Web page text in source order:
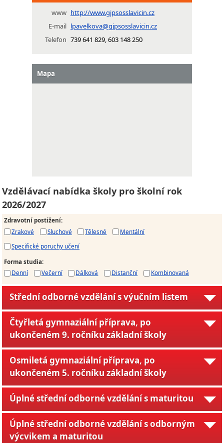
www http://www.gjpsosslavicin.cz
E-mail lpavelkova@gjpsosslavicin.cz
Telefon 739 641 829, 603 148 250
Mapa
Vzdělávací nabídka školy pro školní rok
2026/2027
Zdravotní postižení:
Zrakové
Sluchové Tělesné
Mentální
Specifické poruchy učení
Forma studia:
Denní
Večerní Dálková Distanční Kombinovaná
Střední odborné vzdělání s výučním listem
Čtyřletá gymnaziální příprava, po
ukončeném 9. ročníku základní školy
Osmiletá gymnaziální příprava, po
ukončeném 5. ročníku základní školy
Úplné střední odborné vzdělání s maturitou
Úplné střední odborné vzdělání s odborným
výcvikem a maturitou